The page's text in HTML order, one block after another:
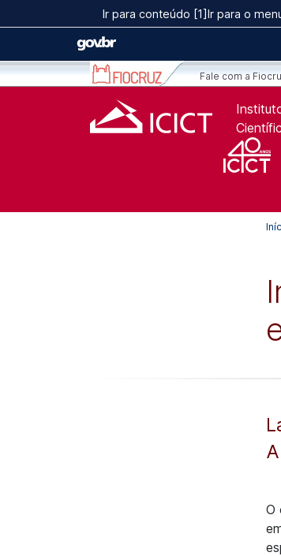
Ir para o conteúdo [1]
Ir para o menu [2]
Ir para a Busca [3]
Fale com a
Ir para conteúdo [1]Ir para o
O